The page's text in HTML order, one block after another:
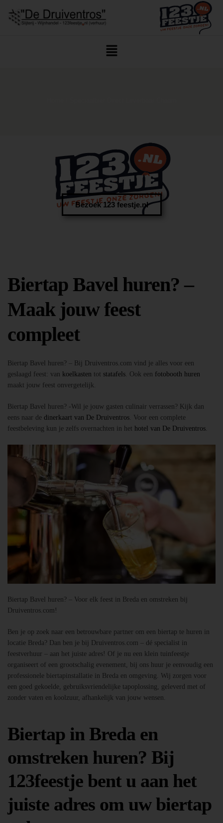
Bezoek 123 feestje.nl
Biertap Bavel huren? –
Maak jouw feest
compleet
Biertap Bavel huren? – Bij Druiventros.com vind je alles voor een
geslaagd feest: van koelkasten tot statafels. Ook een fotobooth huren
maakt jouw feest onvergetelijk.
Biertap Bavel huren? -Wil je jouw gasten culinair verrassen? Kijk dan
eens naar de dinerkaart van De Druiventros. Voor een complete
feestbeleving kun je zelfs overnachten in het hotel van De Druiventros.
Biertap Bavel huren? – Voor elk feest in Breda en omstreken bij
Druiventros.com!
Ben je op zoek naar een betrouwbare partner om een biertap te huren in
locatie Breda? Dan ben je bij Druiventros.com – dé specialist in
feestverhuur – aan het juiste adres! Of je nu een klein tuinfeestje
organiseert of een grootschalig evenement, bij ons huur je eenvoudig een
professionele biertapinstallatie in Breda en omgeving. Wij zorgen voor
een goed gekoelde, gebruiksvriendelijke tapoplossing, geleverd met of
zonder vaten en koolzuur, afhankelijk van jouw wensen.
Biertap in Breda en
omstreken huren? Bij
123feestje bent u aan het
juiste adres om uw biertap